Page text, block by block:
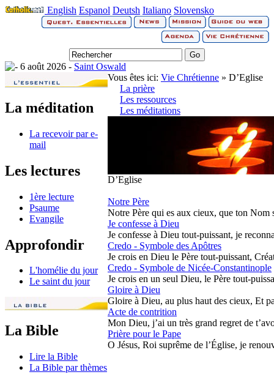
English Espanol Deutsh Italiano Slovensko
6 août 2026 - Saint Oswald
La méditation
La recevoir par e-
mail
Les lectures
1ère lecture
Psaume
Evangile
Approfondir
L'homélie du jour
Le saint du jour
La Bible
Lire la Bible
La Bible par thèmes
Vous êtes ici: Vie Chrétienne » D’Eglise
La prière
Les ressources
Les méditations
D’Eglise
Notre Père
Notre Père qui es aux cieux, que ton Nom
Je confesse à Dieu
Je confesse à Dieu tout-puissant, je
Credo - Symbole des Apôtres
Je crois en Dieu le Père tout-puissant,
Credo - Symbole de Nicée-Constantinople
Je crois en un seul Dieu, le Père tout-
Gloire à Dieu
Gloire à Dieu, au plus haut des cieux, Et
Acte de contrition
Mon Dieu, j’ai un très grand regret de
Prière pour le Pape
O Jésus, Roi suprême de l’Église, je